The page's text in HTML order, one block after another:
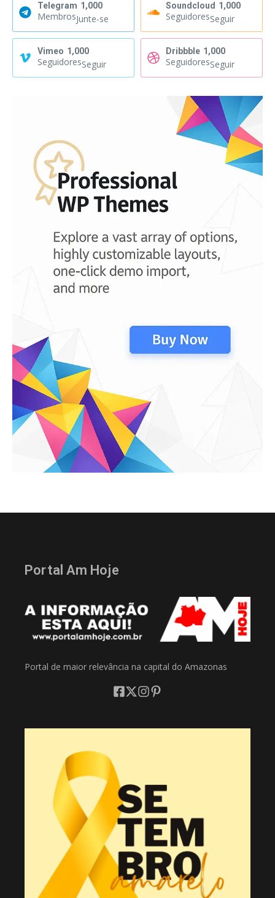
Telegram 1,000
MembrosJunte-se
Soundcloud 1,000
SeguidoresSeguir
Vimeo 1,000
SeguidoresSeguir
Dribbble 1,000
SeguidoresSeguir
Portal Am Hoje
Portal de maior relevância na capital do Amazonas